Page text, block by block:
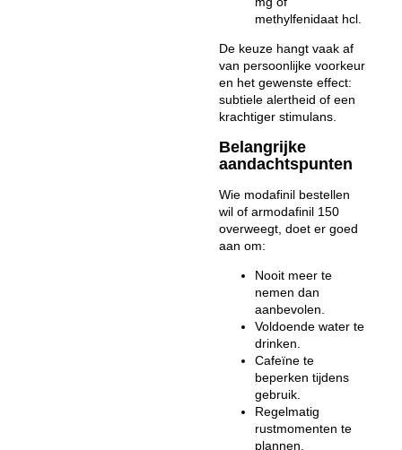
methylfenidaat hcl.
De keuze hangt vaak af
van persoonlijke voorkeur
en het gewenste effect:
subtiele alertheid of een
krachtiger stimulans.
Belangrijke
aandachtspunten
Wie modafinil bestellen
wil of armodafinil 150
overweegt, doet er goed
aan om:
Nooit meer te
nemen dan
aanbevolen.
Voldoende water te
drinken.
Cafeïne te
beperken tijdens
gebruik.
Regelmatig
rustmomenten te
plannen.